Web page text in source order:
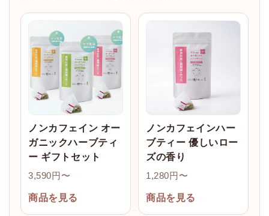
ノンカフェイン オー
ガニックハーブティ
ー ギフトセット
3,590円〜
商品を見る
ノンカフェインハー
ブティー 優しいロー
ズの香り
1,280円〜
商品を見る